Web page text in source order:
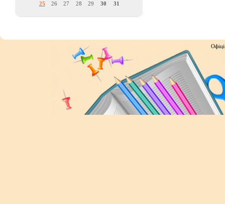
25
26 27 28 29 30 31